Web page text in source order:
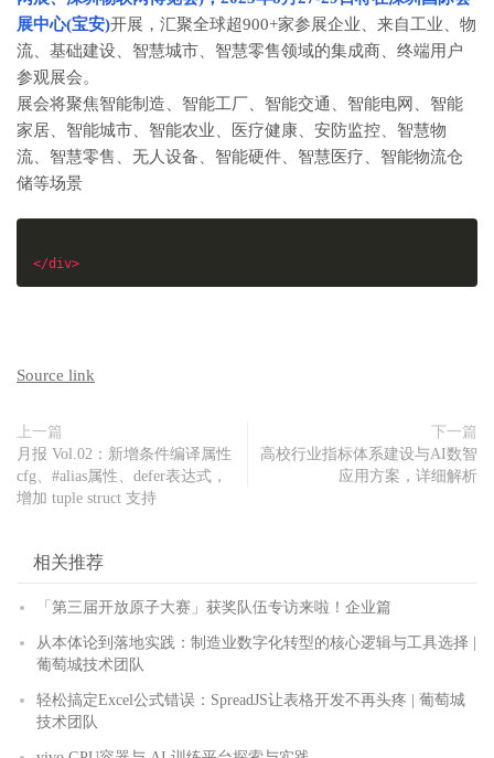
展中心(宝安)开展，汇聚全球超900+家参展企业、来自工业、物
流、基础建设、智慧城市、智慧零售领域的集成商、终端用户
参观展会。
展会将聚焦智能制造、智能工厂、智能交通、智能电网、智能
家居、智能城市、智能农业、医疗健康、安防监控、智慧物
流、智慧零售、无人设备、智能硬件、智慧医疗、智能物流仓
储等场景
</div>
Source link
上一篇
月报 Vol.02：新增条件编译属性
cfg、#alias属性、defer表达式，
增加 tuple struct 支持
下一篇
高校行业指标体系建设与AI数智
应用方案，详细解析
相关推荐
「第三届开放原子大赛」获奖队伍专访来啦！企业篇
从本体论到落地实践：制造业数字化转型的核心逻辑与工具选择 |
葡萄城技术团队
轻松搞定Excel公式错误：SpreadJS让表格开发不再头疼 | 葡萄城
技术团队